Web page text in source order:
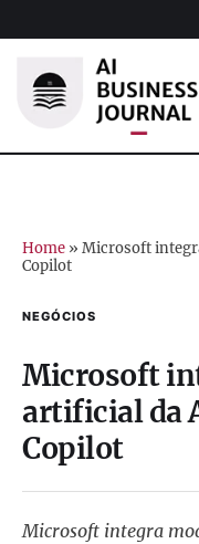
Home » Microsoft
Copilot
NEGÓCIOS
Microsoft
artificial da
Copilot
Microsoft integra